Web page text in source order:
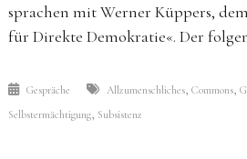
sprachen mit Werner Küppers,
für Direkte Demokratie«. Der
Gespräche Allzumenschliches, Commons,
Selbstermächtigung, Subsistenz